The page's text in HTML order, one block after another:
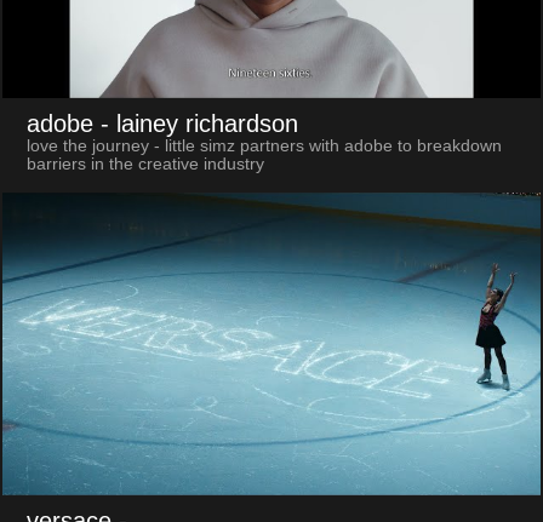
adobe - lainey richardson
love the journey - little simz partners with adobe to breakdown
barriers in the creative industry